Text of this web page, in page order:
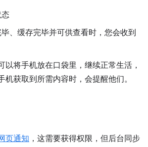
、缓存完毕并可供查看时，您会收到
以将手机放在口袋里，继续正常生活，
机获取到所需内容时，会提醒他们。
页通知 ，这需要获得权限，但后台同步